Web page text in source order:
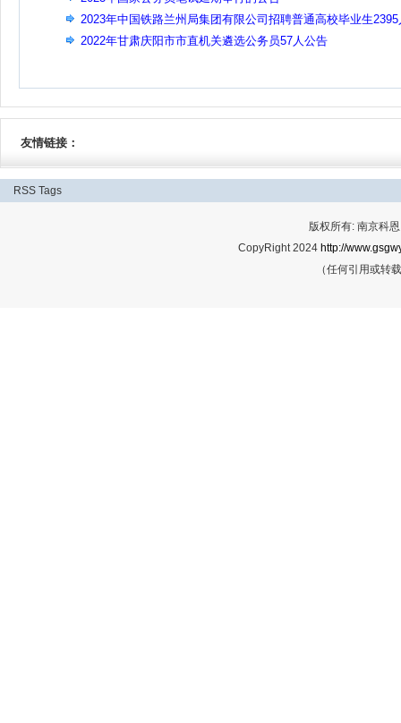
2023年中国铁路兰州局集团有限公司招聘普通高校毕业生2395
公告(二)
2022年甘肃庆阳市市直机关遴选公务员57人公告
友情链接：
RSS Tags
版权所有: 南京科
CopyRight 2024 http://
（任何引用或转